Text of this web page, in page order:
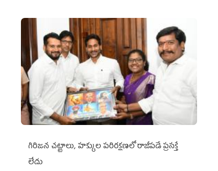
గిరిజన చట్టాలు, హక్కుల పరిరక్షణలో రాజీపడే ప్రసక్తే
లేదు